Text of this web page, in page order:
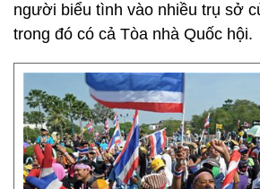
người biểu tình vào nhiều trụ sở
trong đó có cả Tòa nhà Quốc hội.